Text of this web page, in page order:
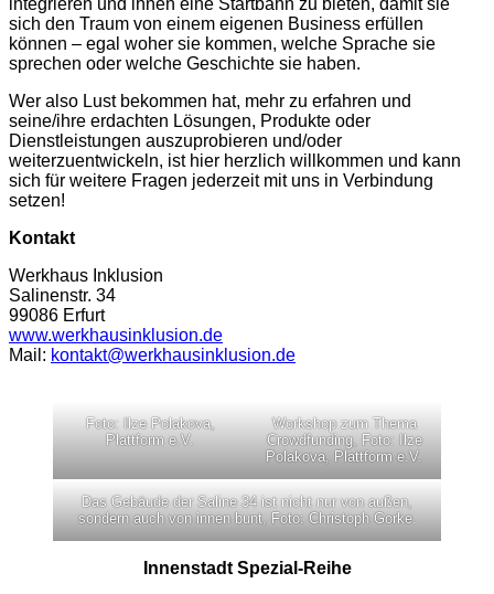
sich den Traum von einem eigenen Business erfüllen
können – egal woher sie kommen, welche Sprache sie
sprechen oder welche Geschichte sie haben.
Wer also Lust bekommen hat, mehr zu erfahren und
seine/ihre erdachten Lösungen, Produkte oder
Dienstleistungen auszuprobieren und/oder
weiterzuentwickeln, ist hier herzlich willkommen und kann
sich für weitere Fragen jederzeit mit uns in Verbindung
setzen!
Kontakt
Werkhaus Inklusion
Salinenstr. 34
99086 Erfurt
www.werkhausinklusion.de
Mail: kontakt@werkhausinklusion.de
Foto: Ilze Polakova,
Plattform e.V.
Workshop zum Thema
Crowdfunding, Foto: Ilze
Polakova, Plattform e.V.
Das Gebäude der Saline 34 ist nicht nur von außen,
sondern auch von innen bunt, Foto: Christoph Gorke.
Innenstadt Spezial-Reihe